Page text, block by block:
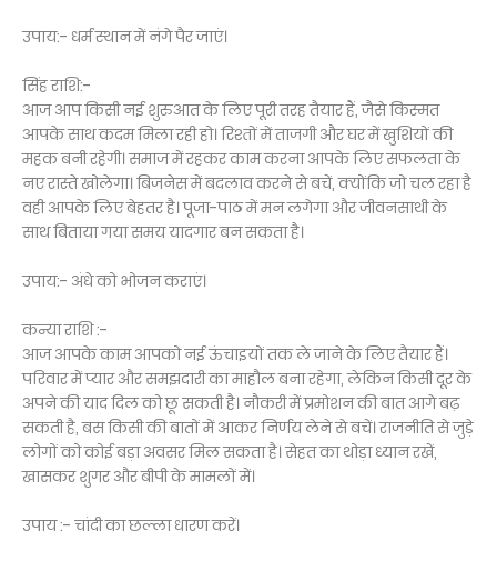
उपाय:- धर्म स्थान में नंगे पैर जाएं।
सिंह राशि:-
आज आप किसी नई शुरुआत के लिए पूरी तरह तैयार हैं, जैसे किस्मत
आपके साथ कदम मिला रही हो। रिश्तों में ताजगी और घर में खुशियों की
महक बनी रहेगी। समाज में रहकर काम करना आपके लिए सफलता के
नए रास्ते खोलेगा। बिजनेस में बदलाव करने से बचें, क्योंकि जो चल रहा है
वही आपके लिए बेहतर है। पूजा-पाठ में मन लगेगा और जीवनसाथी के
साथ बिताया गया समय यादगार बन सकता है।
उपाय:- अंधे को भोजन कराएं।
कन्या राशि :-
आज आपके काम आपको नई ऊंचाइयों तक ले जाने के लिए तैयार हैं।
परिवार में प्यार और समझदारी का माहौल बना रहेगा, लेकिन किसी दूर के
अपने की याद दिल को छू सकती है। नौकरी में प्रमोशन की बात आगे बढ़
सकती है, बस किसी की बातों में आकर निर्णय लेने से बचें। राजनीति से जुड़े
लोगों को कोई बड़ा अवसर मिल सकता है। सेहत का थोड़ा ध्यान रखें,
खासकर शुगर और बीपी के मामलों में।
उपाय :- चांदी का छल्ला धारण करें।